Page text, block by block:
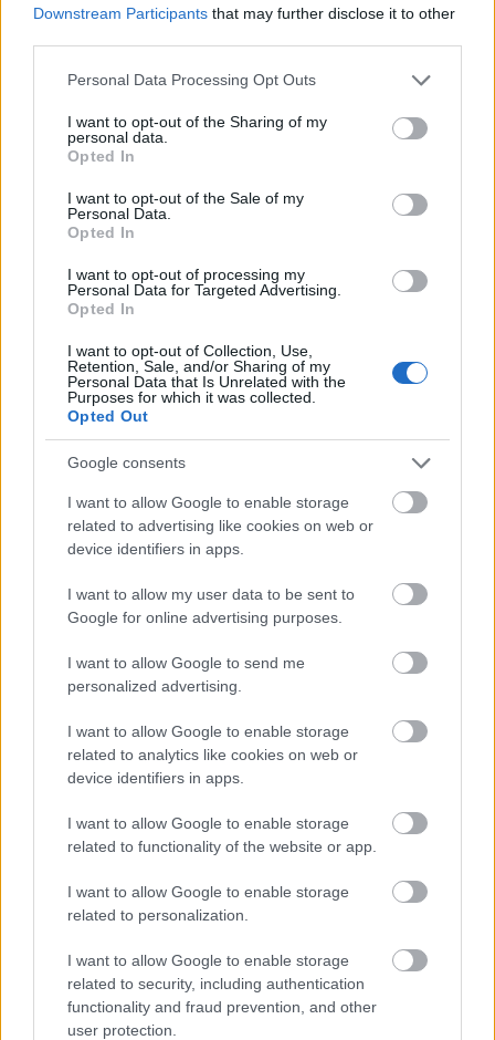
Downstream Participants that may further disclose it to other
Please note that this website/app uses one or more Google
not limited to your visit or usage behaviour. You may click to
grant or deny consent to Google and its third-party tags to
use your data for below specified purposes in below Google
consent section.
Personal Data Processing Opt Outs
I want to opt-out of the Sharing of my
personal data.
Opted In
I want to opt-out of the Sale of my
Personal Data.
Opted In
I want to opt-out of processing my
Personal Data for Targeted Advertising.
Opted In
I want to opt-out of Collection, Use,
Retention, Sale, and/or Sharing of my
Personal Data that Is Unrelated with the
Purposes for which it was collected.
Opted Out
Google consents
I want to allow Google to enable storage
related to advertising like cookies on web or
device identifiers in apps.
I want to allow my user data to be sent to
Google for online advertising purposes.
I want to allow Google to send me
personalized advertising.
I want to allow Google to enable storage
related to analytics like cookies on web or
device identifiers in apps.
I want to allow Google to enable storage
related to functionality of the website or app.
I want to allow Google to enable storage
related to personalization.
I want to allow Google to enable storage
related to security, including authentication
functionality and fraud prevention, and other
user protection.
Kevesebb fényt!
Országos hírek
Kecskeméten is szakirányú továbbképzésekkel erősít a
Gál Ferenc Egyetem
MAGYAR ÉPÍTŐK
autópálya útépítés M1-es autópálya Bicske